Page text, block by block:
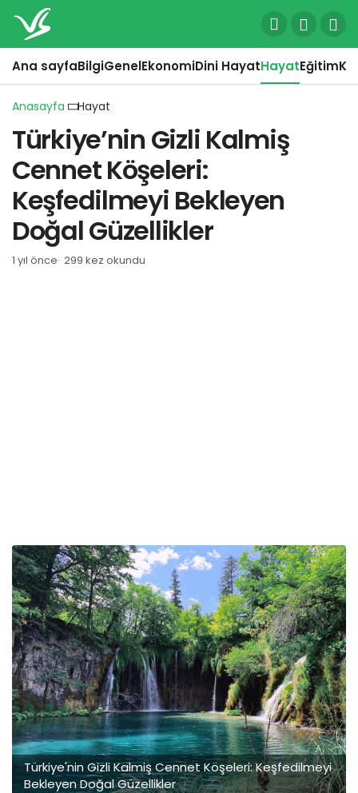
Ana sayfaBilgiGenelEkonomiDini HayatHayatEğitim
Anasayfa Hayat
Türkiye’nin Gizli Kalmiş
Cennet Köşeleri:
Keşfedilmeyi Bekleyen
Doğal Güzellikler
1 yıl önce 299 kez okundu
Türkiye'nin Gizli Kalmiş Cennet Köşeleri: Keşfedilmeyi
Bekleyen Doğal Güzellikler